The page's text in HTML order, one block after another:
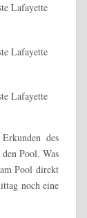
des
Pool. Was
Pool direkt
noch eine